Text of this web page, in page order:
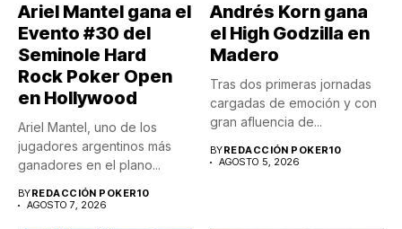
Ariel Mantel gana el
Evento #30 del
Seminole Hard
Rock Poker Open
en Hollywood
Ariel Mantel, uno de los
jugadores argentinos más
ganadores en el plano...
BYREDACCIÓN POKER10
AGOSTO 7, 2026
Andrés Korn gana
el High Godzilla en
Madero
Tras dos primeras jornadas
cargadas de emoción y con
gran afluencia de...
BYREDACCIÓN POKER10
AGOSTO 5, 2026